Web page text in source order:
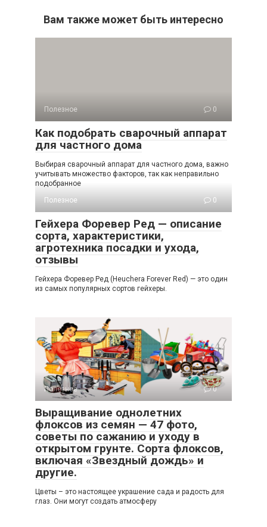
Вам также может быть интересно
Полезное 0
Как подобрать сварочный аппарат
для частного дома
Выбирая сварочный аппарат для частного дома, важно
учитывать множество факторов, так как неправильно
подобранное
Полезное
0
Гейхера Форевер Ред — описание
сорта, характеристики,
агротехника посадки и ухода,
отзывы
Гейхера Форевер Ред (Heuchera Forever Red) — это один
из самых популярных сортов гейхеры.
Полезное 0
Выращивание однолетних
флоксов из семян — 47 фото,
советы по сажанию и уходу в
открытом грунте. Сорта флоксов,
включая «Звездный дождь» и
другие.
Цветы – это настоящее украшение сада и радость для
глаз. Они могут создать атмосферу